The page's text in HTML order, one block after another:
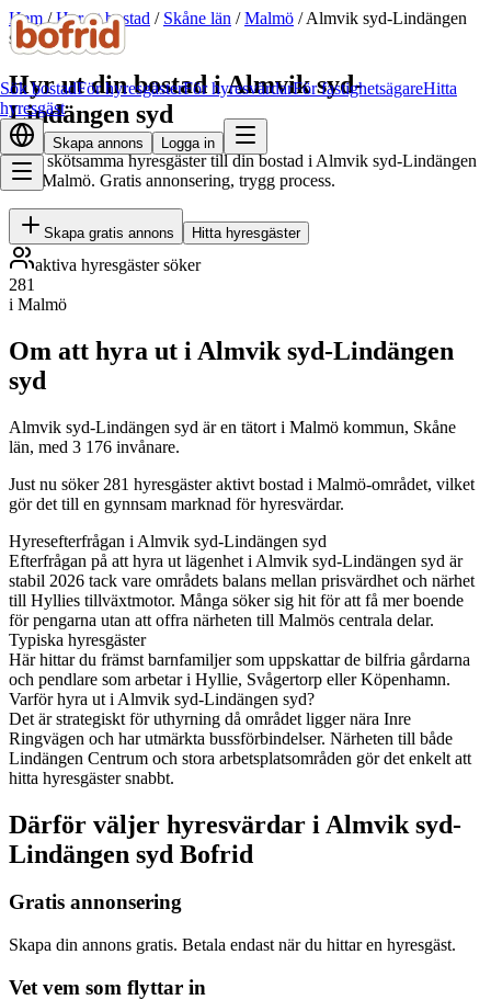
Sök bostadFör hyresgästerFör hyresvärdarFör fastighetsägareHitta
hyresgäst
Skapa annons Logga in
Hem/Hyr ut bostad / Skåne län /Malmö /Almvik syd-Lindängen
syd
Hyr ut din bostad i Almvik syd-
Lindängen syd
Hitta skötsamma hyresgäster till din bostad i Almvik syd-Lindängen
syd, Malmö. Gratis annonsering, trygg process.
Skapa gratis annons Hitta hyresgäster
aktiva hyresgäster söker
281
i Malmö
Om att hyra ut i Almvik syd-Lindängen
syd
Almvik syd-Lindängen syd är en tätort i Malmö kommun, Skåne
län, med 3 176 invånare.
Just nu söker 281 hyresgäster aktivt bostad i Malmö-området, vilket
gör det till en gynnsam marknad för hyresvärdar.
Hyresefterfrågan i Almvik syd-Lindängen syd
Efterfrågan på att hyra ut lägenhet i Almvik syd-Lindängen syd är
stabil 2026 tack vare områdets balans mellan prisvärdhet och närhet
till Hyllies tillväxtmotor. Många söker sig hit för att få mer boende
för pengarna utan att offra närheten till Malmös centrala delar.
Typiska hyresgäster
Här hittar du främst barnfamiljer som uppskattar de bilfria gårdarna
och pendlare som arbetar i Hyllie, Svågertorp eller Köpenhamn.
Varför hyra ut i Almvik syd-Lindängen syd?
Det är strategiskt för uthyrning då området ligger nära Inre
Ringvägen och har utmärkta bussförbindelser. Närheten till både
Lindängen Centrum och stora arbetsplatsområden gör det enkelt att
hitta hyresgäster snabbt.
Därför väljer hyresvärdar i Almvik syd-
Lindängen syd Bofrid
Gratis annonsering
Skapa din annons gratis. Betala endast när du hittar en hyresgäst.
Vet vem som flyttar in